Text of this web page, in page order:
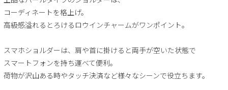
コーディネートを格上げ。
高級感溢れるとろけるロウインチャームがワンポイント。
スマホショルダーは、肩や首に掛けると両手が空いた状態で
スマートフォンを持ち運べて便利。
荷物が沢山ある時やタッチ決済など様々なシーンで役立ちます。